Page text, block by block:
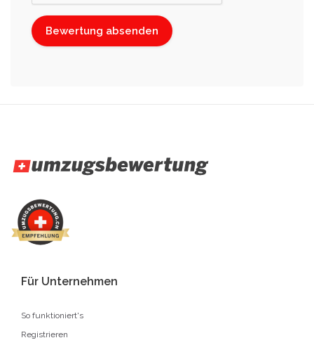
Für Unternehmen
So funktioniert's
Registrieren